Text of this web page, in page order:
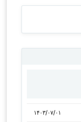
۱۴۰۳/۰۷/۰۱